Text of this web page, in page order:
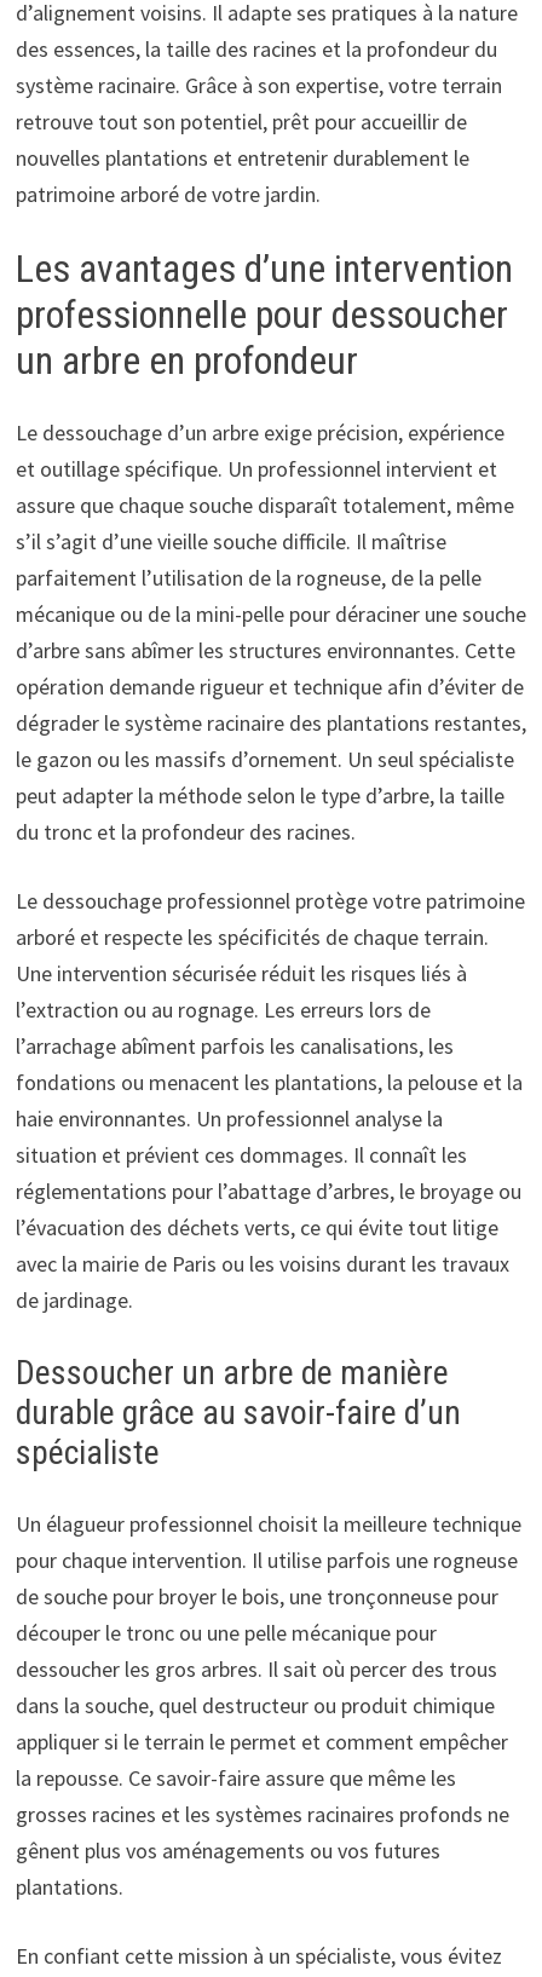
d’alignement voisins. Il adapte ses pratiques à la nature
des essences, la taille des racines et la profondeur du
système racinaire. Grâce à son expertise, votre terrain
retrouve tout son potentiel, prêt pour accueillir de
nouvelles plantations et entretenir durablement le
patrimoine arboré de votre jardin.
Les avantages d’une intervention
professionnelle pour dessoucher
un arbre en profondeur
Le dessouchage d’un arbre exige précision, expérience
et outillage spécifique. Un professionnel intervient et
assure que chaque souche disparaît totalement, même
s’il s’agit d’une vieille souche difficile. Il maîtrise
parfaitement l’utilisation de la rogneuse, de la pelle
mécanique ou de la mini-pelle pour déraciner une souche
d’arbre sans abîmer les structures environnantes. Cette
opération demande rigueur et technique afin d’éviter de
dégrader le système racinaire des plantations restantes,
le gazon ou les massifs d’ornement. Un seul spécialiste
peut adapter la méthode selon le type d’arbre, la taille
du tronc et la profondeur des racines.
Le dessouchage professionnel protège votre patrimoine
arboré et respecte les spécificités de chaque terrain.
Une intervention sécurisée réduit les risques liés à
l’extraction ou au rognage. Les erreurs lors de
l’arrachage abîment parfois les canalisations, les
fondations ou menacent les plantations, la pelouse et la
haie environnantes. Un professionnel analyse la
situation et prévient ces dommages. Il connaît les
réglementations pour l’abattage d’arbres, le broyage ou
l’évacuation des déchets verts, ce qui évite tout litige
avec la mairie de Paris ou les voisins durant les travaux
de jardinage.
Dessoucher un arbre de manière
durable grâce au savoir-faire d’un
spécialiste
Un élagueur professionnel choisit la meilleure technique
pour chaque intervention. Il utilise parfois une rogneuse
de souche pour broyer le bois, une tronçonneuse pour
découper le tronc ou une pelle mécanique pour
dessoucher les gros arbres. Il sait où percer des trous
dans la souche, quel destructeur ou produit chimique
appliquer si le terrain le permet et comment empêcher
la repousse. Ce savoir-faire assure que même les
grosses racines et les systèmes racinaires profonds ne
gênent plus vos aménagements ou vos futures
plantations.
En confiant cette mission à un spécialiste, vous évitez